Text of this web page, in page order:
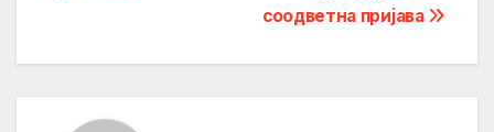
соодветна пријава